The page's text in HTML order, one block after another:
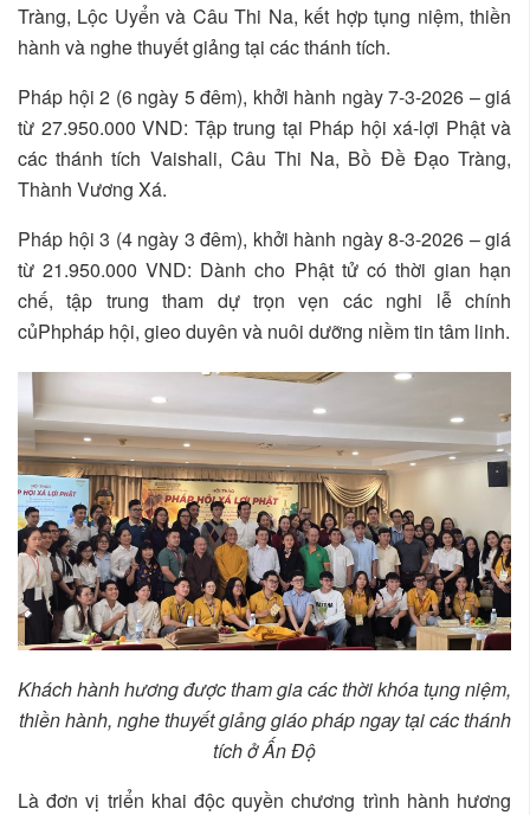
Tràng, Lộc Uyển và Câu Thi Na, kết hợp tụng niệm, thiền
hành và nghe thuyết giảng tại các thánh tích.
Pháp hội 2 (6 ngày 5 đêm), khởi hành ngày 7-3-2026 – giá
từ 27.950.000 VND: Tập trung tại Pháp hội xá-lợi Phật và
các thánh tích Vaishali, Câu Thi Na, Bồ Đề Đạo Tràng,
Thành Vương Xá.
Pháp hội 3 (4 ngày 3 đêm), khởi hành ngày 8-3-2026 – giá
từ 21.950.000 VND: Dành cho Phật tử có thời gian hạn
chế, tập trung tham dự trọn vẹn các nghi lễ chính
củPhpháp hội, gieo duyên và nuôi dưỡng niềm tin tâm linh.
Khách hành hương được tham gia các thời khóa tụng niệm,
thiền hành, nghe thuyết giảng giáo pháp ngay tại các thánh
tích ở Ấn Độ
Là đơn vị triển khai độc quyền chương trình hành hương